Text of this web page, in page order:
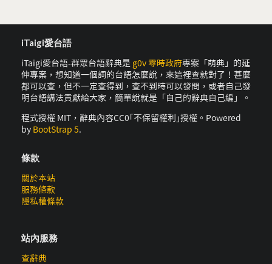
iTaigi愛台語
iTaigi愛台語-群眾台語辭典是 g0v 零時政府專案「萌典」的延
伸專案，想知道一個詞的台語怎麼說，來這裡查就對了！甚麼
都可以查，但不一定查得到，查不到時可以發問，或者自己發
明台語講法貢獻給大家，簡單說就是「自己的辭典自己編」。
程式授權 MIT，辭典內容CC0｢不保留權利｣授權。Powered
by BootStrap 5.
條款
關於本站
服務條款
隱私權條款
站內服務
查辭典